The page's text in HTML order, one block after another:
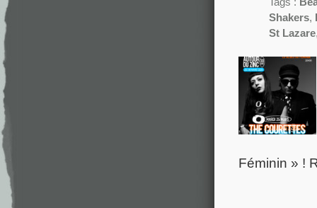
Shakers,
St Lazare
Féminin » !